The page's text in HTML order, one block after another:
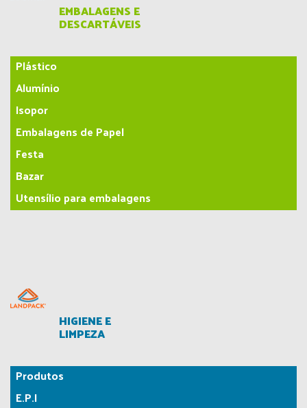
EMBALAGENS E
DESCARTÁVEIS
Plástico
Alumínio
Isopor
Embalagens de Papel
Festa
Bazar
Utensílio para embalagens
HIGIENE E
LIMPEZA
Produtos
E.P.I